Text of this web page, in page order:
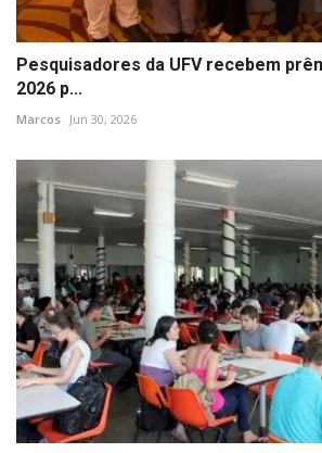
Pesquisadores da UFV recebem
2026 p...
Marcos Jun 30, 2026